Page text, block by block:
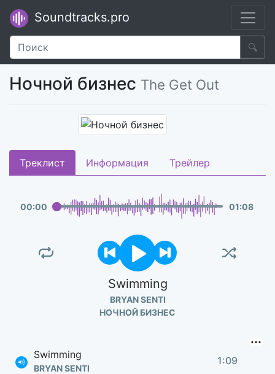
Soundtracks.pro
🔍
Ночной бизнес The Get Out
Треклист Информация Трейлер
00:00 01:08
Swimming
BRYAN SENTI
НОЧНОЙ БИЗНЕС
Swimming
BRYAN SENTI
1:09